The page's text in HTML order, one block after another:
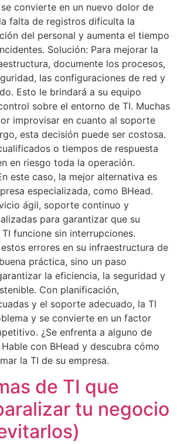
convierte en un nuevo dolor de
falta de registros dificulta la
del personal y aumenta el tiempo
Solución: Para mejorar la
documente los procesos,
las configuraciones de red y
Esto le brindará a su equipo
sobre el entorno de TI. Muchas
improvisar en cuanto al soporte
esta decisión puede ser costosa.
o tiempos de respuesta
en riesgo toda la operación.
este caso, la mejor alternativa es
especializada, como BHead.
ágil, soporte continuo y
para garantizar que su
funcione sin interrupciones.
errores en su infraestructura de
práctica, sino un paso
la eficiencia, la seguridad y
Con planificación,
y el soporte adecuado, la TI
y se convierte en un factor
¿Se enfrenta a alguno de
con BHead y descubra cómo
la TI de su empresa.
de TI que
tu negocio